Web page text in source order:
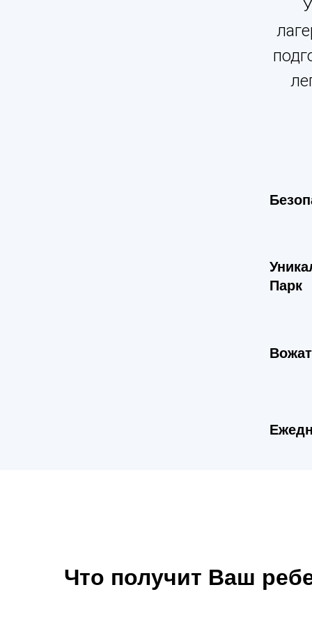
Парк
Что получит Ваш